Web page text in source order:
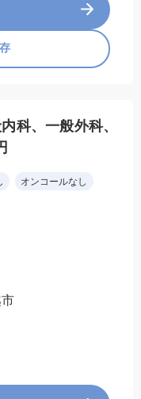
科、一般外科、
オンコールなし